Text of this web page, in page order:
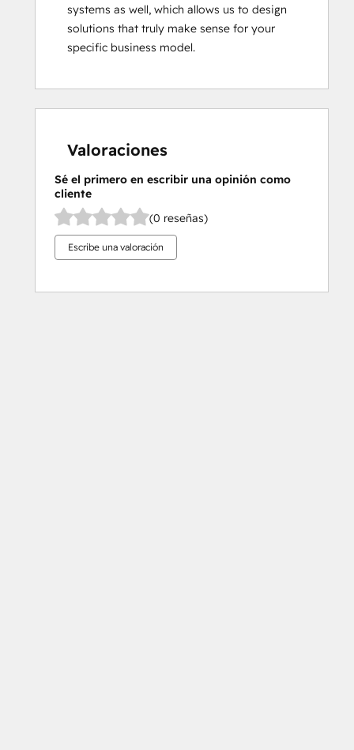
systems as well, which allows us to design
solutions that truly make sense for your
specific business model.
Valoraciones
Sé el primero en escribir una opinión como
cliente
(0 reseñas)
Escribe una valoración